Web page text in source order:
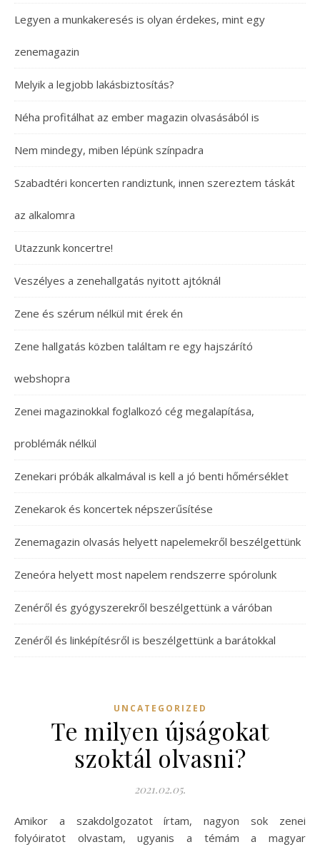
Legyen a munkakeresés is olyan érdekes, mint egy
zenemagazin
Melyik a legjobb lakásbiztosítás?
Néha profitálhat az ember magazin olvasásából is
Nem mindegy, miben lépünk színpadra
Szabadtéri koncerten randiztunk, innen szereztem táskát
az alkalomra
Utazzunk koncertre!
Veszélyes a zenehallgatás nyitott ajtóknál
Zene és szérum nélkül mit érek én
Zene hallgatás közben találtam re egy hajszárító
webshopra
Zenei magazinokkal foglalkozó cég megalapítása,
problémák nélkül
Zenekari próbák alkalmával is kell a jó benti hőmérséklet
Zenekarok és koncertek népszerűsítése
Zenemagazin olvasás helyett napelemekről beszélgettünk
Zeneóra helyett most napelem rendszerre spórolunk
Zenéről és gyógyszerekről beszélgettünk a váróban
Zenéről és linképítésről is beszélgettünk a barátokkal
UNCATEGORIZED
Te milyen újságokat
szoktál olvasni?
2021.02.05.
Amikor a szakdolgozatot írtam, nagyon sok zenei
folyóiratot olvastam, ugyanis a témám a magyar